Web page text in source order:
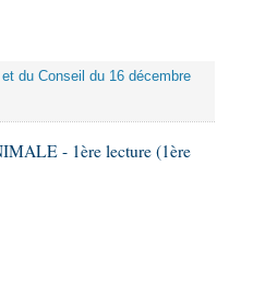
du Conseil du 16 décembre
- 1ère lecture (1ère